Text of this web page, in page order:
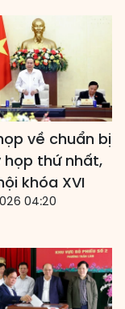
về chuẩn bị
họp thứ nhất,
khóa XVI
04:20